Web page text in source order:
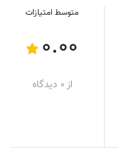
متوسط امتیازات
0.00
از 0 دیدگاه